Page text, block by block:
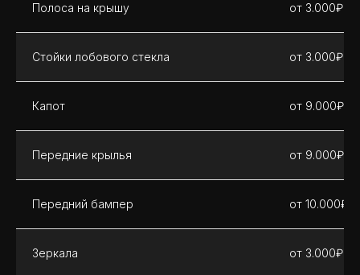
Полоса на крышу от 3.000₽
Стойки лобового стекла от 3.000₽
Капот от 9.000₽
Передние крылья от 9.000₽
Передний бампер от 10.000₽
Зеркала от 3.000₽